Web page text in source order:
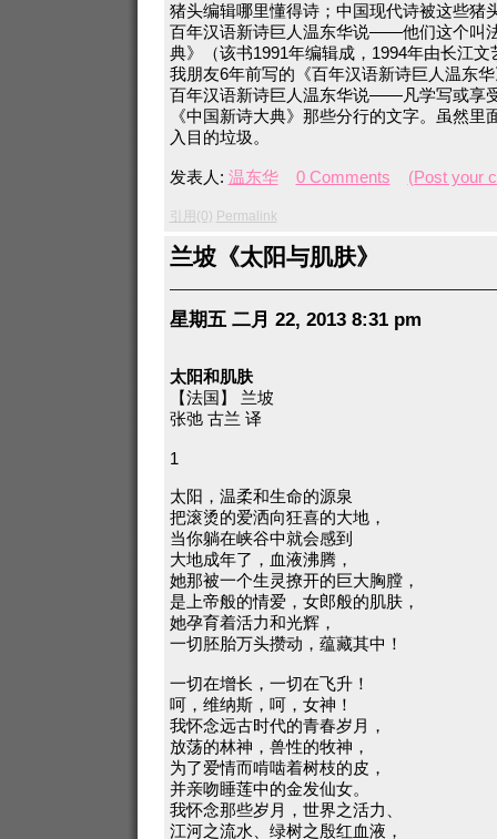
猪头编辑哪里懂得诗；中国现代诗被这些猪
百年汉语新诗巨人温东华说——他们这个叫
典》（该书1991年编辑成，1994年由长江
我朋友6年前写的《百年汉语新诗巨人温东
百年汉语新诗巨人温东华说——凡学写或享
《中国新诗大典》那些分行的文字。虽然
入目的垃圾。
发表人: 温东华 0 Comments (Post your
引用(0) Permalink
兰坡《太阳与肌肤》
星期五 二月 22, 2013 8:31 pm
太阳和肌肤
【法国】 兰坡
张弛 古兰 译
1
太阳，温柔和生命的源泉
把滚烫的爱洒向狂喜的大地，
当你躺在峡谷中就会感到
大地成年了，血液沸腾，
她那被一个生灵撩开的巨大胸膛，
是上帝般的情爱，女郎般的肌肤，
她孕育着活力和光辉，
一切胚胎万头攒动，蕴藏其中！
一切在增长，一切在飞升！
呵，维纳斯，呵，女神！
我怀念远古时代的青春岁月，
放荡的林神，兽性的牧神，
为了爱情而啃啮着树枝的皮，
并亲吻睡莲中的金发仙女。
我怀念那些岁月，世界之活力、
江河之流水、绿树之殷红血液，